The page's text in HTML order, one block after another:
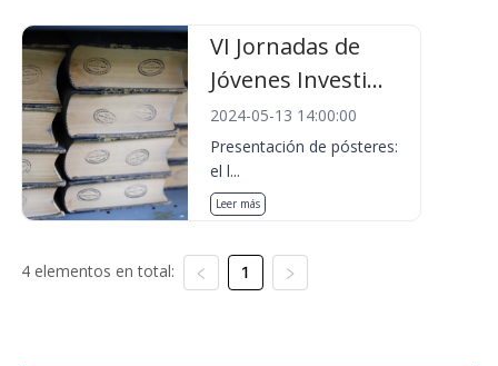
VI Jornadas de
Jóvenes Investi...
2024-05-13 14:00:00
Presentación de pósteres:
el l...
Leer más
4 elementos en total: 1